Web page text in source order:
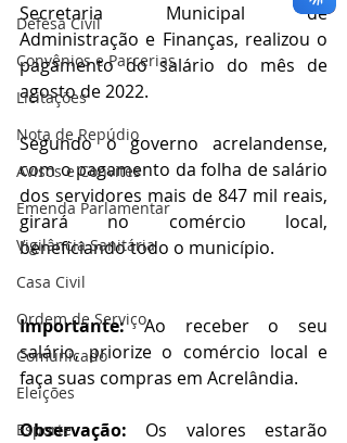
Defesa Civil
Convênios e Parcerias
Licitações
Nota de Repúdio
Avisos e Convites
Emenda Parlamentar
Vigilância Sanitária
Casa Civil
Ordem de Serviço
Comunicado
Eleições
Esporte
Secretaria Municipal de
Administração e Finanças, realizou o
pagamento do salário do mês de
agosto de 2022.
Segundo o governo acrelandense,
com o pagamento da folha de salário
dos servidores mais de 847 mil reais,
girará no comércio local,
beneficiando todo o município.
Importante: Ao receber o seu
salário, priorize o comércio local e
faça suas compras em Acrelândia.
Observação: Os valores estarão